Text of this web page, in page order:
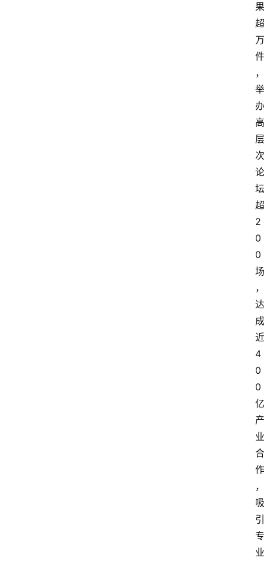
果
超
万
件
，
举
办
高
层
次
论
坛
超
2
0
0
场
，
达
成
近
4
0
0
亿
产
业
合
作
，
吸
引
专
业